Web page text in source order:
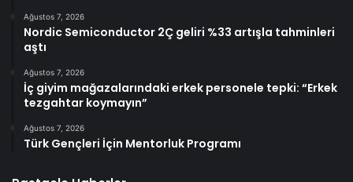
Ağustos 7, 2026
Nordic Semiconductor 2Ç geliri %33 artışla tahminleri
aştı
Ağustos 7, 2026
İç giyim mağazalarındaki erkek personele tepki: “Erkek
tezgahtar koymayın”
Ağustos 7, 2026
Türk Gençleri İçin Mentorluk Programı